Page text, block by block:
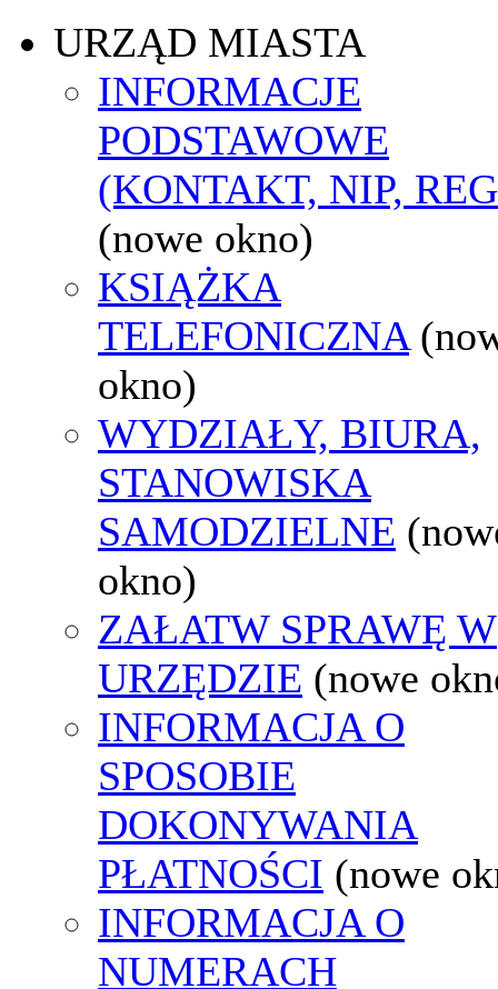
URZĄD MIASTA
INFORMACJE
PODSTAWOWE
(KONTAKT, NIP,
(nowe okno)
KSIĄŻKA
TELEFONICZNA
okno)
WYDZIAŁY, BIURA,
STANOWISKA
SAMODZIELNE
okno)
ZAŁATW SPRAWĘ W
URZĘDZIE (nowe
INFORMACJA O
SPOSOBIE
DOKONYWANIA
PŁATNOŚCI (nowe
INFORMACJA O
NUMERACH